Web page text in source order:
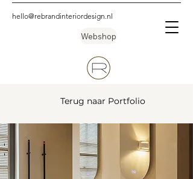
hello@rebrandinteriordesign.nl
Webshop
Terug naar Portfolio